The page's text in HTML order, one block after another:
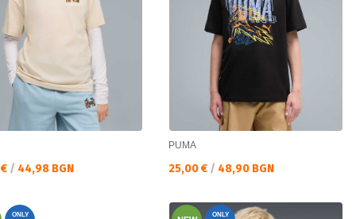
цена:
/ 44,98 BGN
PUMA
Текуща цена:
25,00 € / 48,90 BGN
ONLY
ONLY